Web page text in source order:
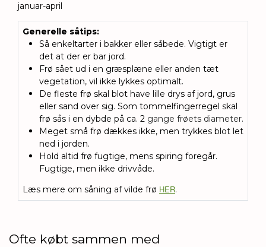
januar-april
Generelle såtips:
Så enkeltarter i bakker eller såbede. Vigtigt er
det at der er bar jord.
Frø sået ud i en græsplæne eller anden tæt
vegetation, vil ikke lykkes optimalt.
De fleste frø skal blot have lille drys af jord, grus
eller sand over sig. Som tommelfingerregel skal
frø sås i en dybde på ca. 2 gange frøets diameter.
Meget små frø dækkes ikke, men trykkes blot let
ned i jorden.
Hold altid frø fugtige, mens spiring foregår.
Fugtige, men ikke drivvåde.
Læs mere om såning af vilde frø HER.
Ofte købt sammen med